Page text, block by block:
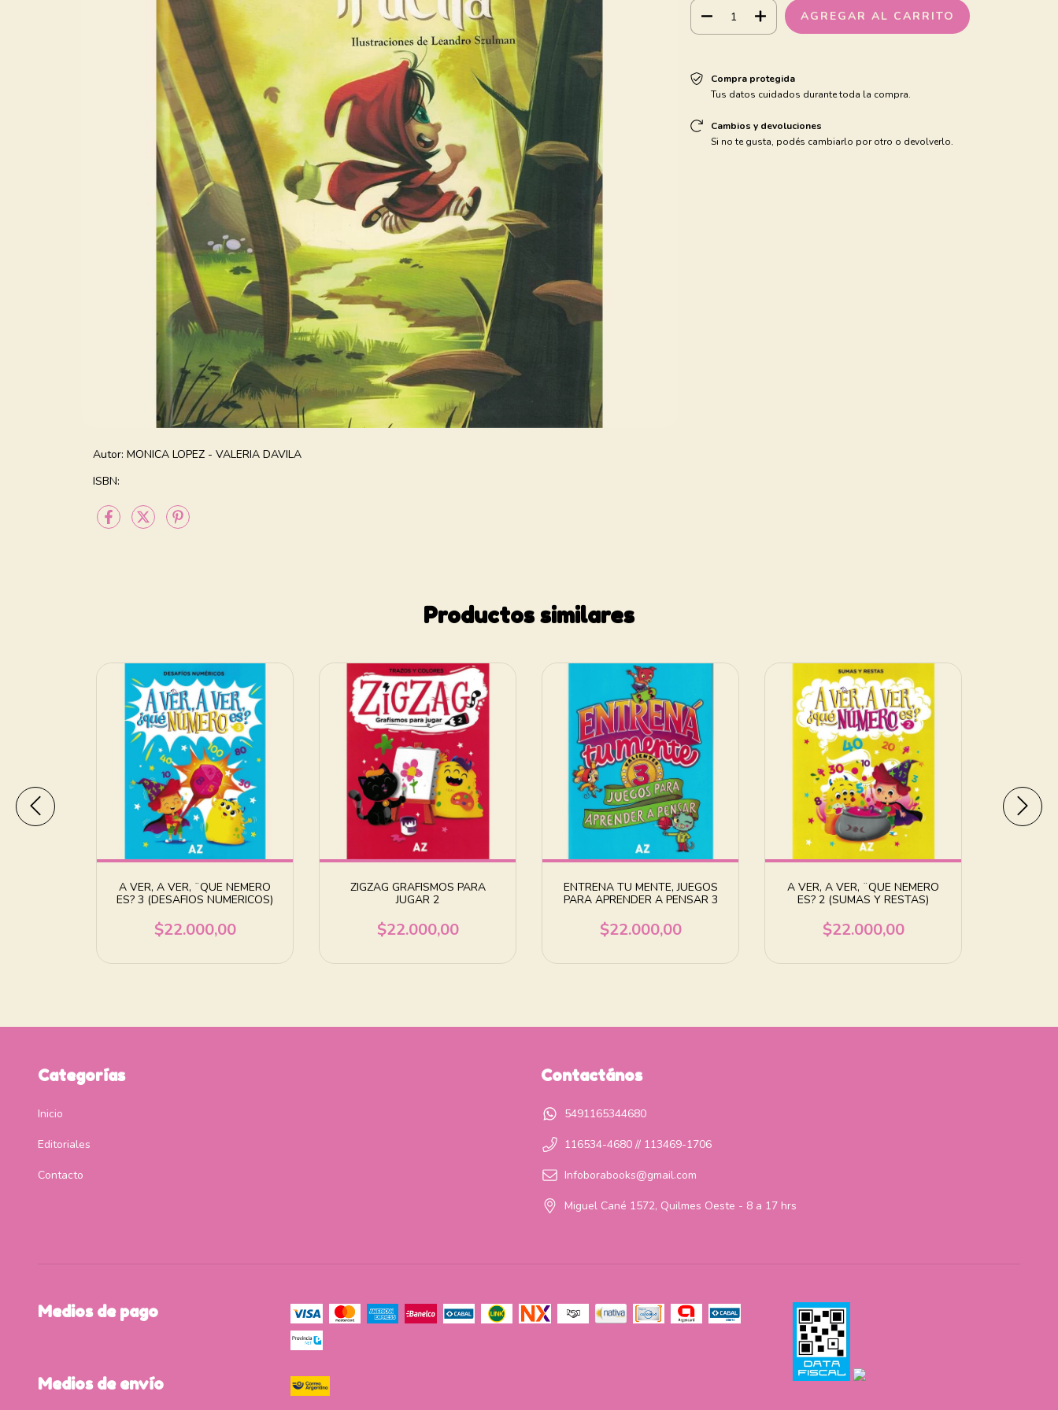
Autor: MONICA LOPEZ - VALERIA DAVILA
ISBN:
Compra protegida
Tus datos cuidados durante toda la compra.
Cambios y devoluciones
Si no te gusta, podés cambiarlo por otro o devolverlo.
Productos similares
A VER, A VER, ¨QUE NEMERO
ES? 3 (DESAFIOS NUMERICOS)
$22.000,00
ZIGZAG GRAFISMOS PARA
JUGAR 2
$22.000,00
ENTRENA TU MENTE, JUEGOS
PARA APRENDER A PENSAR 3
$22.000,00
A VER, A VER, ¨QUE NEMERO
ES? 2 (SUMAS Y RESTAS)
$22.000,00
Categorías
Inicio
Editoriales
Contacto
Contactános
5491165344680
116534-4680 // 113469-1706
Infoborabooks@gmail.com
Miguel Cané 1572, Quilmes Oeste - 8 a 17 hrs
Medios de pago
Medios de envío